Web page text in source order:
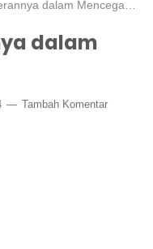
dalam Mencegah Kanker
dalam
Tambah Komentar